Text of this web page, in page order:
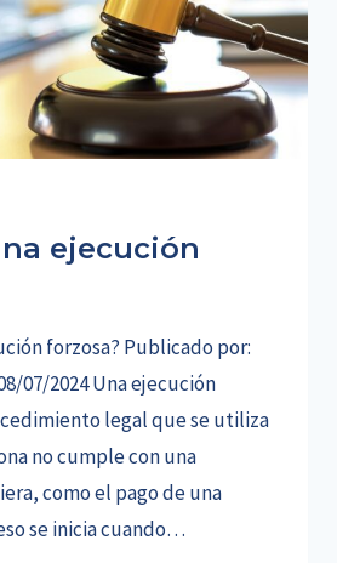
ejecución
forzosa? Publicado por:
07/2024 Una ejecución
legal que se utiliza
no cumple con una
como el pago de una
se inicia cuando…